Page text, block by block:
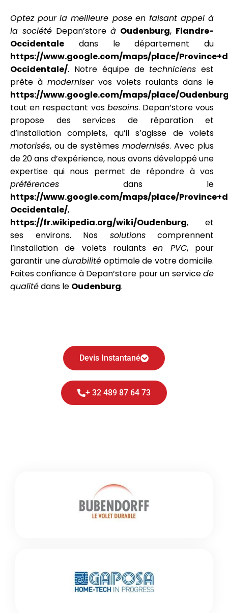
Optez pour la meilleure pose en faisant appel à
la société Depan’storeà Oudenburg, Flandre-
Occidentale dans le département du
https://www.google.com/maps/place/
Occidentale/. Notre équipe de techniciens est
prête à moderniservos volets roulants dans le
https://www.google.com/maps/place/
tout en respectant vos besoins. Depan’store vous
propose des services de réparation et
d’installation complets, qu’il s’agisse de volets
motorisés, ou de systèmesmodernisés. Avec plus
de 20 ans d’expérience, nous avons développé une
expertise qui nous permet de répondre à vos
préférences dans le
https://www.google.com/maps/place/
Occidentale/,
https://fr.wikipedia.org/wiki/Oudenburg, et
ses environs. Nos solutionscomprennent
l’installation de volets roulantsen PVC, pour
garantir unedurabilité optimale de votre domicile.
Faites confiance à Depan’store pour un servicede
qualitédans le Oudenburg.
Devis Instantané
+ 32 489 87 64 73